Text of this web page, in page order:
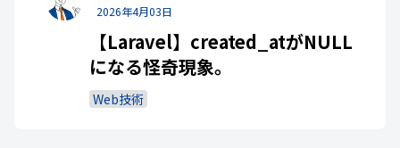
2026年4月03日
【Laravel】created_atがNULL
になる怪奇現象。
Web技術